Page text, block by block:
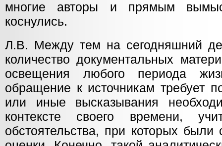
многие авторы и прямым
коснулись.
Л.В. Между тем на сегодняшний
количество документальных
освещения любого периода
обращение к источникам требует
или иные высказывания
контексте своего времени,
обстоятельства, при которых